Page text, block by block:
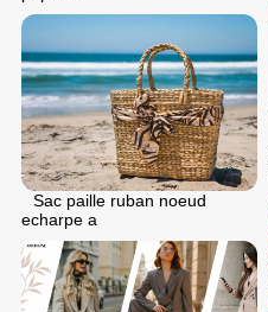
Sac paille ruban noeud
echarpe a